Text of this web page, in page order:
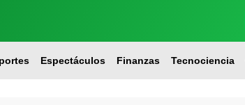
Espectáculos Finanzas Tecnociencia